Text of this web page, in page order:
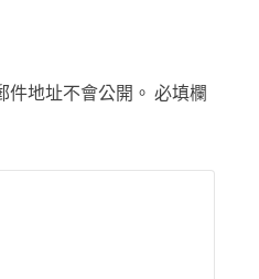
件地址不會公開。 必填欄